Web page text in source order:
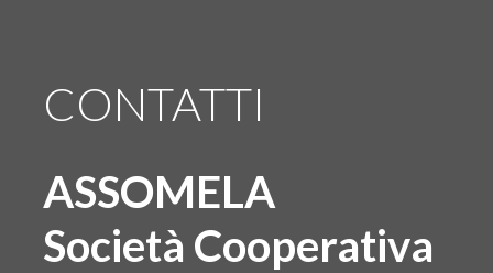
CONTATTI
ASSOMELA
Società Cooperativa